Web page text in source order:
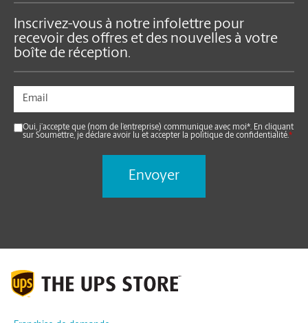
Inscrivez-vous à notre infolettre pour
recevoir des offres et des nouvelles à votre
boîte de réception.
Oui, j’accepte que (nom de l’entreprise) communique avec moi*. En cliquant
sur Soumettre, je déclare avoir lu et accepter la politique de confidentialité.*